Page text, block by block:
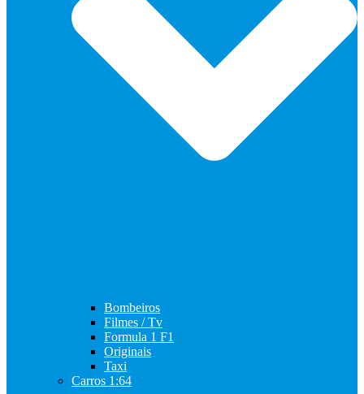
Bombeiros
Filmes / Tv
Formula 1 F1
Originais
Taxi
Carros 1:64